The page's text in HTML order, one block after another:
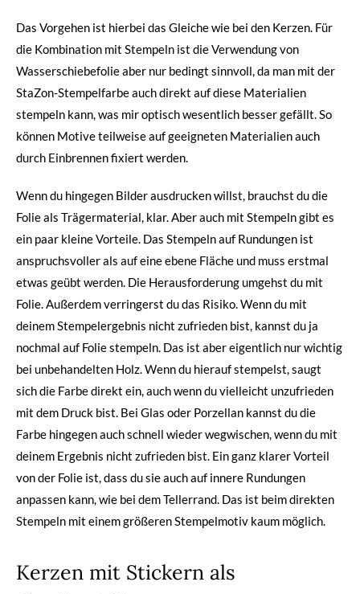
Das Vorgehen ist hierbei das Gleiche wie bei den Kerzen. Für
die Kombination mit Stempeln ist die Verwendung von
Wasserschiebefolie aber nur bedingt sinnvoll, da man mit der
StaZon-Stempelfarbe auch direkt auf diese Materialien
stempeln kann, was mir optisch wesentlich besser gefällt. So
können Motive teilweise auf geeigneten Materialien auch
durch Einbrennen fixiert werden.
Wenn du hingegen Bilder ausdrucken willst, brauchst du die
Folie als Trägermaterial, klar. Aber auch mit Stempeln gibt es
ein paar kleine Vorteile. Das Stempeln auf Rundungen ist
anspruchsvoller als auf eine ebene Fläche und muss erstmal
etwas geübt werden. Die Herausforderung umgehst du mit
Folie. Außerdem verringerst du das Risiko. Wenn du mit
deinem Stempelergebnis nicht zufrieden bist, kannst du ja
nochmal auf Folie stempeln. Das ist aber eigentlich nur wichtig
bei unbehandelten Holz. Wenn du hierauf stempelst, saugt
sich die Farbe direkt ein, auch wenn du vielleicht unzufrieden
mit dem Druck bist. Bei Glas oder Porzellan kannst du die
Farbe hingegen auch schnell wieder wegwischen, wenn du mit
deinem Ergebnis nicht zufrieden bist. Ein ganz klarer Vorteil
von der Folie ist, dass du sie auch auf innere Rundungen
anpassen kann, wie bei dem Tellerrand. Das ist beim direkten
Stempeln mit einem größeren Stempelmotiv kaum möglich.
Kerzen mit Stickern als